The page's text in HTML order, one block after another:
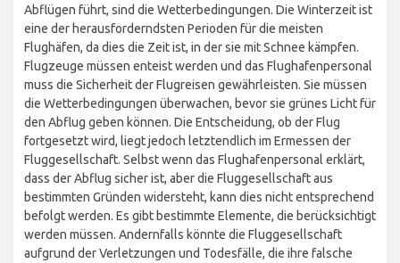
Abflügen führt, sind die Wetterbedingungen. Die Winterzeit ist
eine der herausforderndsten Perioden für die meisten
Flughäfen, da dies die Zeit ist, in der sie mit Schnee kämpfen.
Flugzeuge müssen enteist werden und das Flughafenpersonal
muss die Sicherheit der Flugreisen gewährleisten. Sie müssen
die Wetterbedingungen überwachen, bevor sie grünes Licht für
den Abflug geben können. Die Entscheidung, ob der Flug
fortgesetzt wird, liegt jedoch letztendlich im Ermessen der
Fluggesellschaft. Selbst wenn das Flughafenpersonal erklärt,
dass der Abflug sicher ist, aber die Fluggesellschaft aus
bestimmten Gründen widersteht, kann dies nicht entsprechend
befolgt werden. Es gibt bestimmte Elemente, die berücksichtigt
werden müssen. Andernfalls könnte die Fluggesellschaft
aufgrund der Verletzungen und Todesfälle, die ihre falsche